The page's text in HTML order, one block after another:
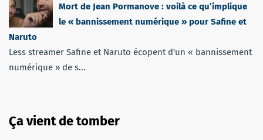
Mort de Jean Pormanove : voilà ce qu’implique
le « bannissement numérique » pour Safine et
Naruto
Less streamer Safine et Naruto écopent d'un « bannissement
numérique » de s...
Ça vient de tomber